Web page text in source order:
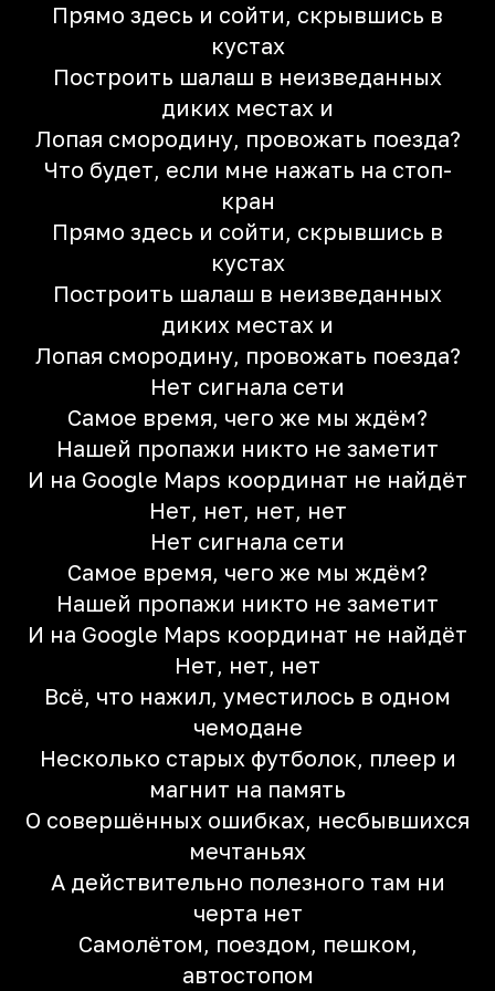
Прямо здесь и сойти, скрывшись в
кустах
Построить шалаш в неизведанных
диких местах и
Лопая смородину, провожать поезда?
Что будет, если мне нажать на стоп-
кран
Прямо здесь и сойти, скрывшись в
кустах
Построить шалаш в неизведанных
диких местах и
Лопая смородину, провожать поезда?
Нет сигнала сети
Самое время, чего же мы ждём?
Нашей пропажи никто не заметит
И на Google Maps координат не найдёт
Нет, нет, нет, нет
Нет сигнала сети
Самое время, чего же мы ждём?
Нашей пропажи никто не заметит
И на Google Maps координат не найдёт
Нет, нет, нет
Всё, что нажил, уместилось в одном
чемодане
Несколько старых футболок, плеер и
магнит на память
О совершённых ошибках, несбывшихся
мечтаньях
А действительно полезного там ни
черта нет
Самолётом, поездом, пешком,
автостопом